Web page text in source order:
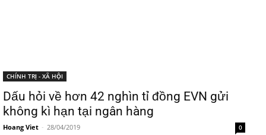
CHÍNH TRỊ - XÃ HỘI
Dấu hỏi về hơn 42 nghìn tỉ đồng EVN gửi
không kì hạn tại ngân hàng
Hoang Viet - 28/04/2019 0